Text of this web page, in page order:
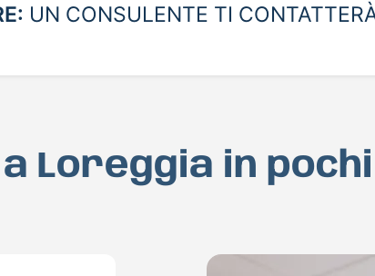
UN CONSULENTE TI
a Loreggia in